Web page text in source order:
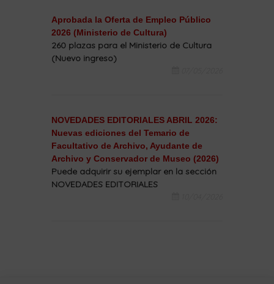
Aprobada la Oferta de Empleo Público
2026 (Ministerio de Cultura)
260 plazas para el Ministerio de Cultura
(Nuevo ingreso)
NOVEDADES EDITORIALES ABRIL 2026:
Nuevas ediciones del Temario de
Facultativo de Archivo, Ayudante de
Archivo y Conservador de Museo (2026)
Puede adquirir su ejemplar en la sección
NOVEDADES EDITORIALES